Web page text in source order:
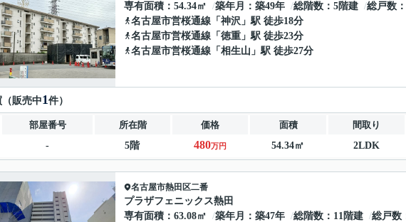
専有面積
54.34㎡ 築年月 築49年 総階数 5階建 総戸数
名古屋市営桜通線 「 神沢 」駅 徒歩18分
名古屋市営桜通線 「 徳重 」駅 徒歩23分
名古屋市営桜通線 「 相生山 」駅 徒歩27分
販売中1件）
部屋番号 所在階 価格 面積 間取り
-
5階 480万円 54.34㎡ 2LDK
名古屋市熱田区二番
プラザフェニックス熱田
専有面積
63.08㎡ 築年月 築47年 総階数 11階建 総戸数